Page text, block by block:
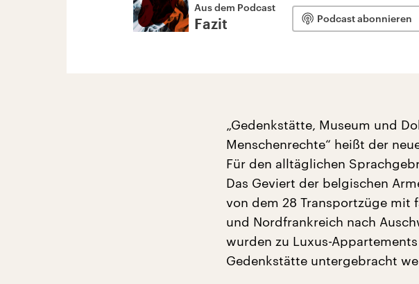
Aus dem Podcast
Fazit Podcast abonnieren
„Gedenkstätte, Museum und
Menschenrechte“ heißt der
Für den alltäglichen
Das Geviert der belgischen
von dem 28 Transportzüge mit
und Nordfrankreich nach
wurden zu Luxus-
Gedenkstätte untergebracht